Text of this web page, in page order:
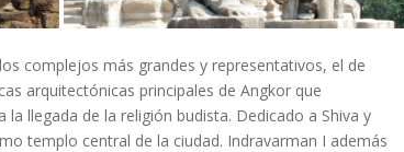
complejos más grandes y representativos, el de
arquitectónicas principales de Angkor que
llegada de la religión budista. Dedicado a Shiva y
templo central de la ciudad. Indravarman I además